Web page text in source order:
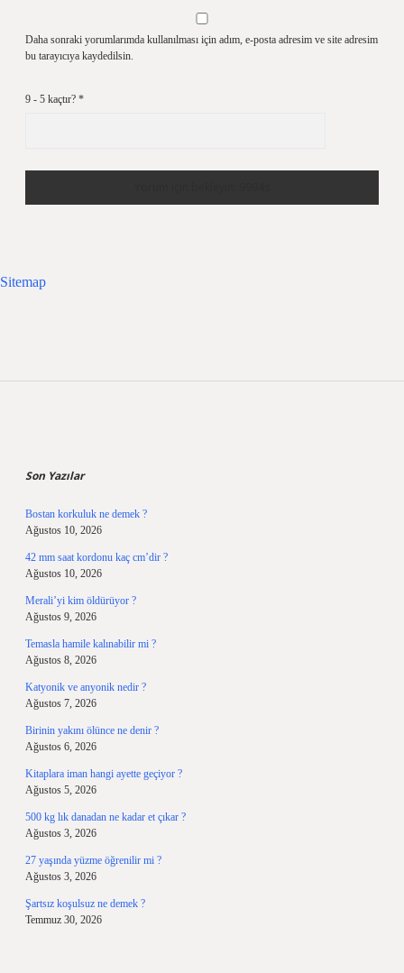
Daha sonraki yorumlarımda kullanılması için adım, e-posta adresim ve site adresim
bu tarayıcıya kaydedilsin.
9 - 5 kaçtır? *
Sitemap
Son Yazılar
Bostan korkuluk ne demek ?
Ağustos 10, 2026
42 mm saat kordonu kaç cm’dir ?
Ağustos 10, 2026
Merali’yi kim öldürüyor ?
Ağustos 9, 2026
Temasla hamile kalınabilir mi ?
Ağustos 8, 2026
Katyonik ve anyonik nedir ?
Ağustos 7, 2026
Birinin yakını ölünce ne denir ?
Ağustos 6, 2026
Kitaplara iman hangi ayette geçiyor ?
Ağustos 5, 2026
500 kg lık danadan ne kadar et çıkar ?
Ağustos 3, 2026
27 yaşında yüzme öğrenilir mi ?
Ağustos 3, 2026
Şartsız koşulsuz ne demek ?
Temmuz 30, 2026